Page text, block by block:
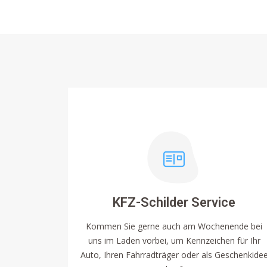
KFZ-Schilder Service
Kommen Sie gerne auch am Wochenende bei
uns im Laden vorbei, um Kennzeichen für Ihr
Auto, Ihren Fahrradträger oder als